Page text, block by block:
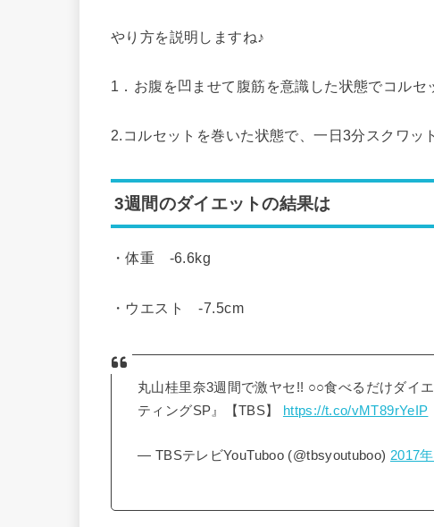
やり方を説明しますね♪
1．お腹を凹ませて腹筋を意識した状態でコルセ
2.コルセットを巻いた状態で、一日3分スクワッ
3週間のダイエットの結果は
・体重 -6.6kg
・ウエスト -7.5cm
丸山桂里奈3週間で激ヤセ!! ○○食べるだけダイ
ティングSP』【TBS】
https://t.co/vMT89rYeIP
— TBSテレビYouTuboo (@tbsyoutuboo) 2017